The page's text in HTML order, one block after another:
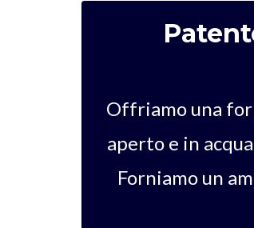
Offriamo una
aperto e in
Forniamo un